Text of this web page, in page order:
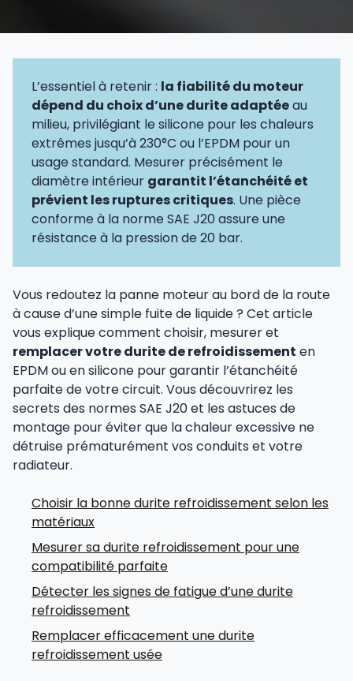
L’essentiel à retenir : la fiabilité du moteur
dépend du choix d’une durite adaptéeau
milieu, privilégiant le silicone pour les chaleurs
extrêmes jusqu’à 230°C ou l’EPDM pour un
usage standard. Mesurer précisément le
diamètre intérieur garantit l’étanchéité et
prévient les ruptures critiques. Une pièce
conforme à la norme SAE J20 assure une
résistance à la pression de 20 bar.
Vous redoutez la panne moteur au bord de la route
à cause d’une simple fuite de liquide ? Cet article
vous explique comment choisir, mesurer et
remplacer votre durite de refroidissement en
EPDM ou en silicone pour garantir l’étanchéité
parfaite de votre circuit. Vous découvrirez les
secrets des normes SAE J20 et les astuces de
montage pour éviter que la chaleur excessive ne
détruise prématurément vos conduits et votre
radiateur.
Choisir la bonne durite refroidissement selon les
matériaux
Mesurer sa durite refroidissement pour une
compatibilité parfaite
Détecter les signes de fatigue d’une durite
refroidissement
Remplacer efficacement une durite
refroidissement usée